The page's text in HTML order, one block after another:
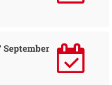
September